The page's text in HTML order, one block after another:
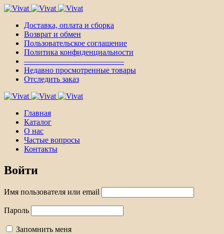
Доставка, оплата и сборка
Возврат и обмен
Пользовательское соглашение
Политика конфиденциальности
————————————–
Недавно просмотренные товары
Отследить заказ
Главная
Каталог
О нас
Частые вопросы
Контакты
Войти
Имя пользователя или email
Пароль
Запомнить меня